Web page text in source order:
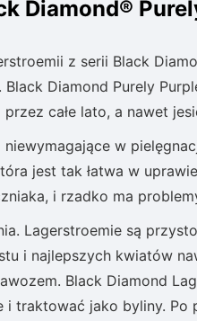
Diamond®
z serii Black
Diamond Purely
całe lato, a nawet
w
jest tak łatwa w
i rzadko ma
Lagerstroemie są
i najlepszych kwiatów
Black Diamond
traktować jako byliny. Po